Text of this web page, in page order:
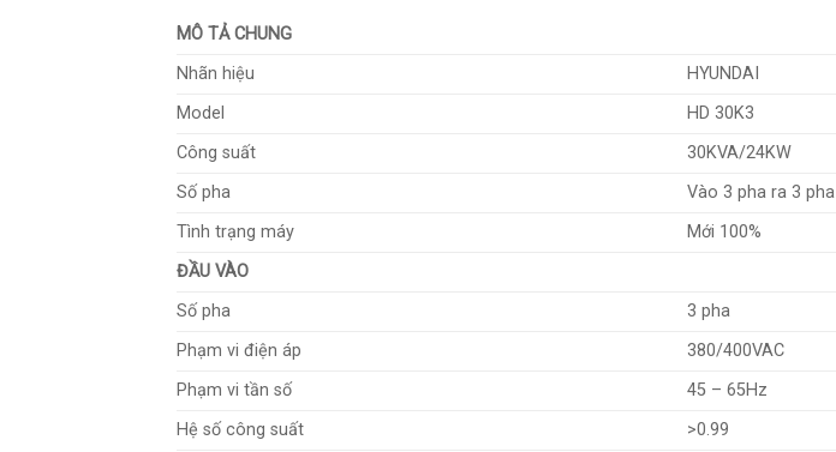
MÔ TẢ CHUNG
Nhãn hiệu
HYUNDAI
Model
HD 30K3
Công suất
30KVA/24KW
Số pha
Vào 3 pha ra 3 pha
Tình trạng máy
Mới 100%
ĐẦU VÀO
Số pha
3 pha
Phạm vi điện áp
380/400VAC
Phạm vi tần số
45 – 65Hz
Hệ số công suất
>0.99